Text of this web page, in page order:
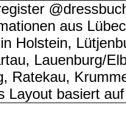
aus
Holstein,
Lauenburg/
Ratekau,
Layout basiert